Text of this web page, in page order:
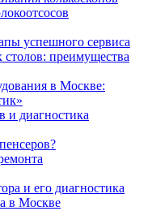
успешного сервиса
преимущества
в Москве:
и диагностика
и его диагностика
в Москве